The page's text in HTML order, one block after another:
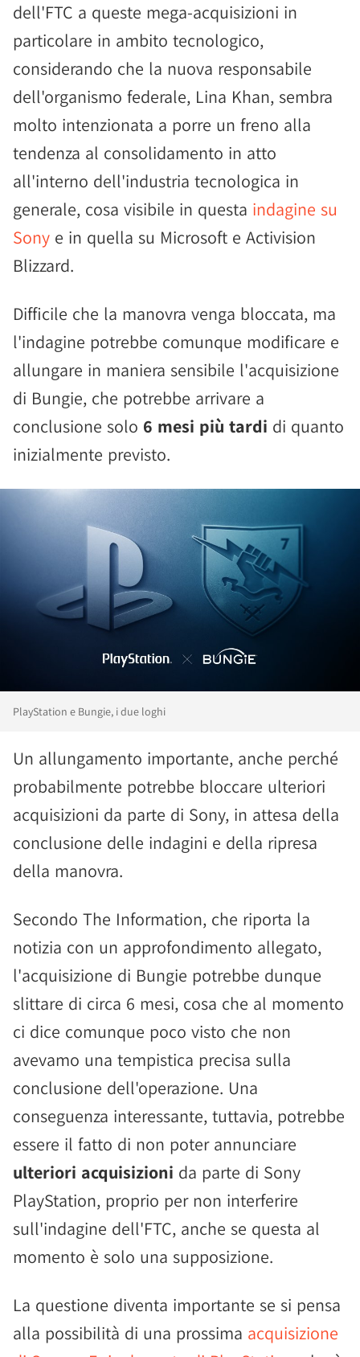
dell'FTC a queste mega-acquisizioni in
particolare in ambito tecnologico,
considerando che la nuova responsabile
dell'organismo federale, Lina Khan, sembra
molto intenzionata a porre un freno alla
tendenza al consolidamento in atto
all'interno dell'industria tecnologica in
generale, cosa visibile in questa indagine su
Sony e in quella su Microsoft e Activision
Blizzard.
Difficile che la manovra venga bloccata, ma
l'indagine potrebbe comunque modificare e
allungare in maniera sensibile l'acquisizione
di Bungie, che potrebbe arrivare a
conclusione solo 6 mesi più tardi di quanto
inizialmente previsto.
PlayStation e Bungie, i due loghi
Un allungamento importante, anche perché
probabilmente potrebbe bloccare ulteriori
acquisizioni da parte di Sony, in attesa della
conclusione delle indagini e della ripresa
della manovra.
Secondo The Information, che riporta la
notizia con un approfondimento allegato,
l'acquisizione di Bungie potrebbe dunque
slittare di circa 6 mesi, cosa che al momento
ci dice comunque poco visto che non
avevamo una tempistica precisa sulla
conclusione dell'operazione. Una
conseguenza interessante, tuttavia, potrebbe
essere il fatto di non poter annunciare
ulteriori acquisizioni da parte di Sony
PlayStation, proprio per non interferire
sull'indagine dell'FTC, anche se questa al
momento è solo una supposizione.
La questione diventa importante se si pensa
alla possibilità di una prossima acquisizione